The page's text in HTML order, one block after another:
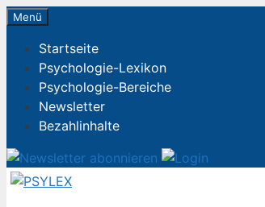
Zum
springen
Menü
Startseite
Psychologie-Lexikon
Psychologie-Bereiche
Newsletter
Bezahlinhalte